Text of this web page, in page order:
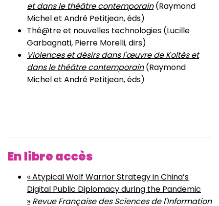
et dans le théâtre contemporain(Raymond
Michel et André Petitjean, éds)
Thé@tre et nouvelles technologies (Lucille
Garbagnati, Pierre Morelli, dirs)
Violences et désirs dans l'œuvre de Koltès et
dans le théâtre contemporain(Raymond
Michel et André Petitjean, éds)
En libre accès
« Atypical Wolf Warrior Strategy in China’s
Digital Public Diplomacy during the Pandemic
» Revue Française des Sciences de l'Information